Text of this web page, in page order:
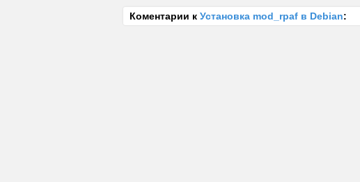
Коментарии к Установка mod_rpaf в Debian: